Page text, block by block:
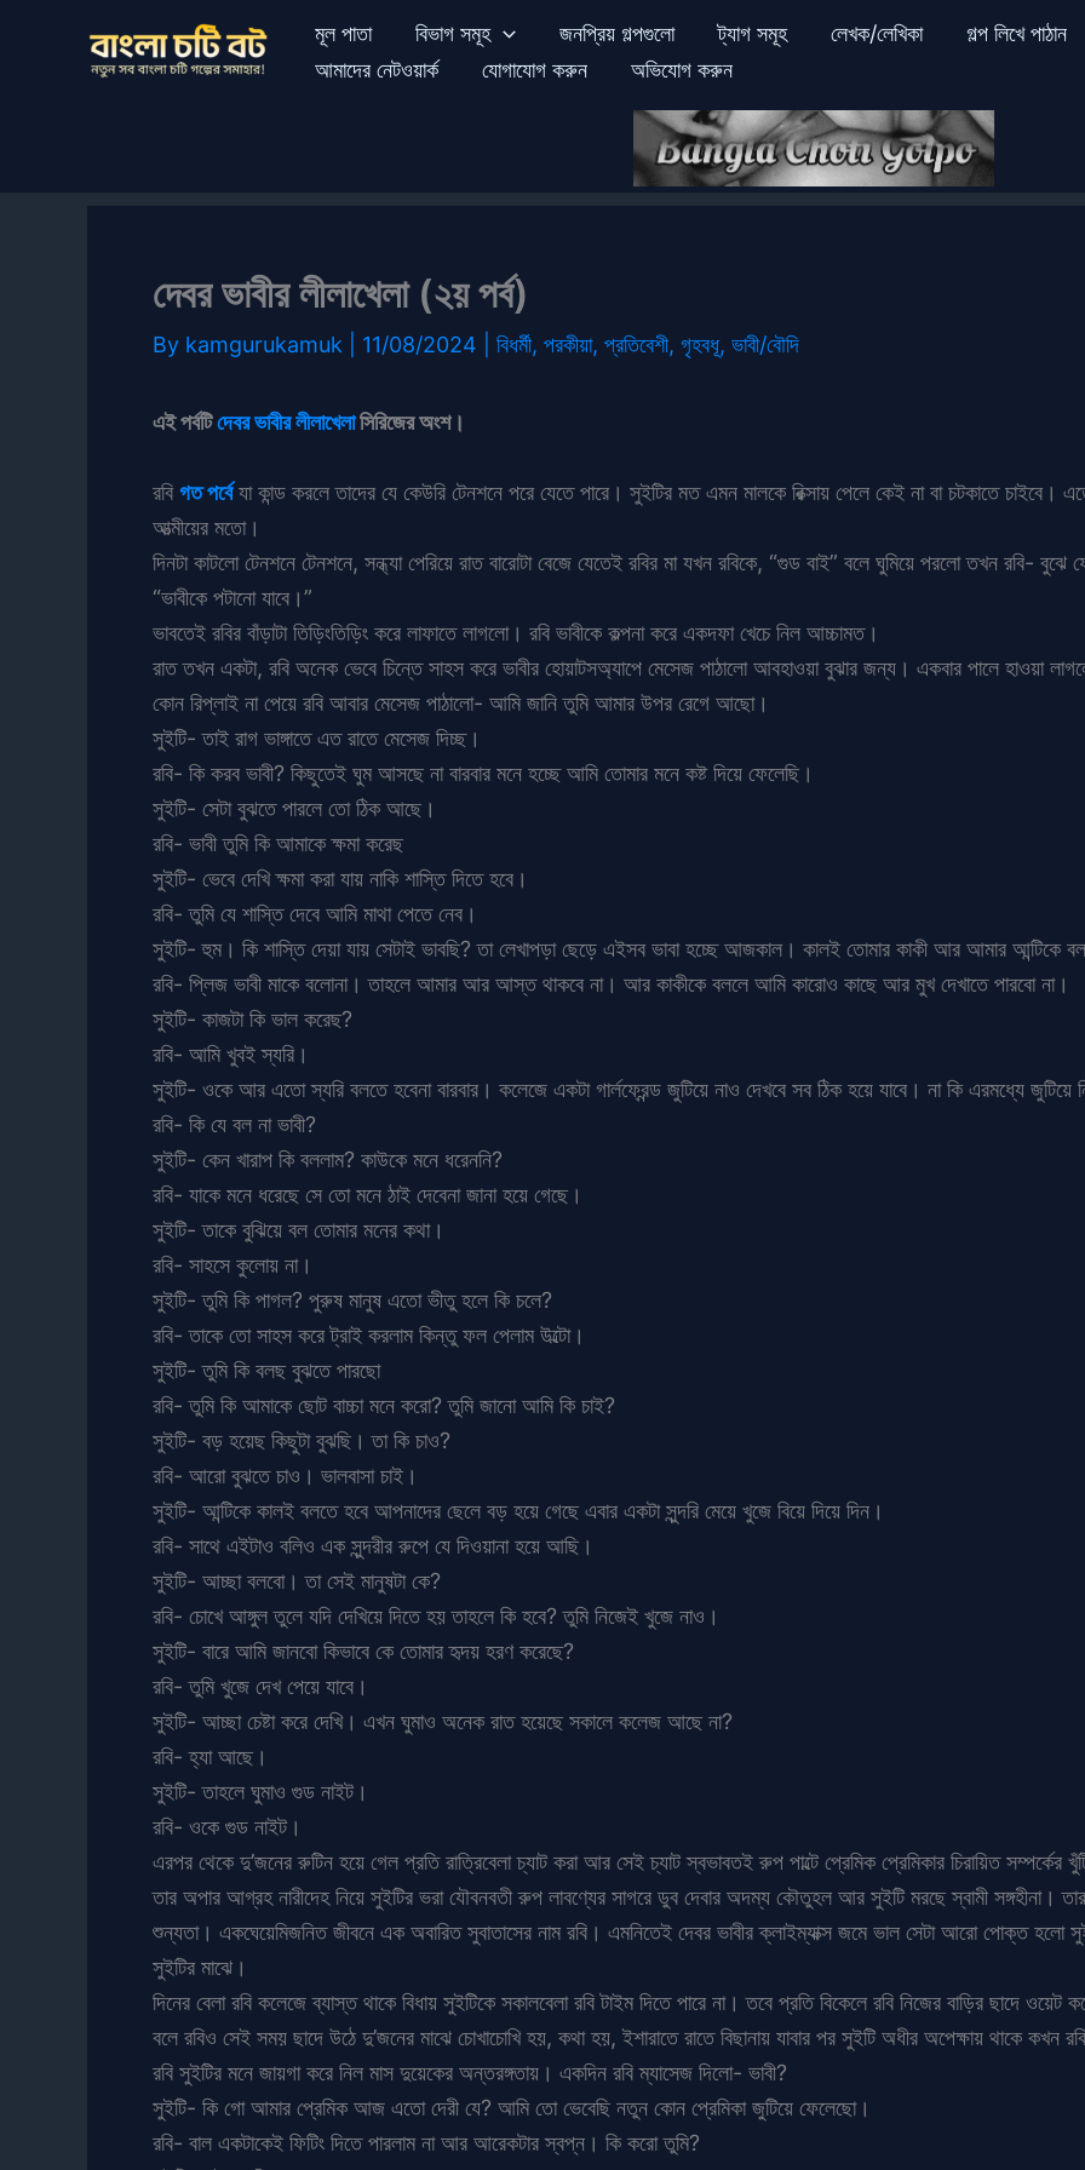
মূল পাতা বিভাগ সমূহ জনপ্রিয় গল্পগুলো ট্যাগ সমূহ লেখক/লেখিকা গল্প লিখে পাঠান
আমাদের নেটওয়ার্ক
যোগাযোগ করুন অভিযোগ করুন
দেবর ভাবীর লীলাখেলা (২য় পর্ব)
By kamgurukamuk 11/08/2024 বিধর্মী, পরকীয়া, প্রতিবেশী, গৃহবধূ, ভাবী/বৌদি
এই পর্বটিদেবর ভাবীর লীলাখেলাসিরিজের অংশ।
রবি গত পর্বেযা কান্ড করলে তাদের যে কেউরি টেনশনে পরে যেতে পারে। সুইটির মত এমন মালকে রিক্সায় পেলে কেই না বা চটকাতে
আত্মীয়ের মতো।
দিনটা কাটলো টেনশনে টেনশনে, সন্ধ্যা পেরিয়ে রাত বারোটা বেজে যেতেই রবির মা যখন রবিকে, “গুড বাই” বলে ঘুমিয়ে পরলো তখন রবি-
“ভাবীকে পটানো যাবে।”
ভাবতেই রবির বাঁড়াটা তিড়িংতিড়িং করে লাফাতে লাগলো। রবি ভাবীকে কল্পনা করে একদফা খেচে নিল আচ্চামত।
রাত তখন একটা, রবি অনেক ভেবে চিন্তে সাহস করে ভাবীর হোয়াটসঅ্যাপে মেসেজ পাঠালো আবহাওয়া বুঝার জন্য। একবার পালে হাওয়া
কোন রিপ্লাই না পেয়ে রবি আবার মেসেজ পাঠালো- আমি জানি তুমি আমার উপর রেগে আছো।
সুইটি- তাই রাগ ভাঙ্গাতে এত রাতে মেসেজ দিচ্ছ।
রবি- কি করব ভাবী? কিছুতেই ঘুম আসছে না বারবার মনে হচ্ছে আমি তোমার মনে কষ্ট দিয়ে ফেলেছি।
সুইটি- সেটা বুঝতে পারলে তো ঠিক আছে।
রবি- ভাবী তুমি কি আমাকে ক্ষমা করেছ
সুইটি- ভেবে দেখি ক্ষমা করা যায় নাকি শাস্তি দিতে হবে।
রবি- তুমি যে শাস্তি দেবে আমি মাথা পেতে নেব।
সুইটি- হুম। কি শাস্তি দেয়া যায় সেটাই ভাবছি? তা লেখাপড়া ছেড়ে এইসব ভাবা হচ্ছে আজকাল। কালই তোমার কাকী আর আমার আন্টিকে
রবি- প্লিজ ভাবী মাকে বলোনা। তাহলে আমার আর আস্ত থাকবে না। আর কাকীকে বললে আমি কারোও কাছে আর মুখ দেখাতে পারবো না।
সুইটি- কাজটা কি ভাল করেছ?
রবি- আমি খুবই স্যরি।
সুইটি- ওকে আর এতো স্যরি বলতে হবেনা বারবার। কলেজে একটা গার্লফ্রেন্ড জুটিয়ে নাও দেখবে সব ঠিক হয়ে যাবে। না কি এরমধ্যে জুটিয়ে
রবি- কি যে বল না ভাবী?
সুইটি- কেন খারাপ কি বললাম? কাউকে মনে ধরেননি?
রবি- যাকে মনে ধরেছে সে তো মনে ঠাই দেবেনা জানা হয়ে গেছে।
সুইটি- তাকে বুঝিয়ে বল তোমার মনের কথা।
রবি- সাহসে কুলোয় না।
সুইটি- তুমি কি পাগল? পুরুষ মানুষ এতো ভীতু হলে কি চলে?
রবি- তাকে তো সাহস করে ট্রাই করলাম কিন্তু ফল পেলাম উল্টো।
সুইটি- তুমি কি বলছ বুঝতে পারছো
রবি- তুমি কি আমাকে ছোট বাচ্চা মনে করো? তুমি জানো আমি কি চাই?
সুইটি- বড় হয়েছ কিছুটা বুঝছি। তা কি চাও?
রবি- আরো বুঝতে চাও। ভালবাসা চাই।
সুইটি- আন্টিকে কালই বলতে হবে আপনাদের ছেলে বড় হয়ে গেছে এবার একটা সুন্দরি মেয়ে খুজে বিয়ে দিয়ে দিন।
রবি- সাথে এইটাও বলিও এক সুন্দরীর রুপে যে দিওয়ানা হয়ে আছি।
সুইটি- আচ্ছা বলবো। তা সেই মানুষটা কে?
রবি- চোখে আঙ্গুল তুলে যদি দেখিয়ে দিতে হয় তাহলে কি হবে? তুমি নিজেই খুজে নাও।
সুইটি- বারে আমি জানবো কিভাবে কে তোমার হৃদয় হরণ করেছে?
রবি- তুমি খুজে দেখ পেয়ে যাবে।
সুইটি- আচ্ছা চেষ্টা করে দেখি। এখন ঘুমাও অনেক রাত হয়েছে সকালে কলেজ আছে না?
রবি- হ্যা আছে।
সুইটি- তাহলে ঘুমাও গুড নাইট।
রবি- ওকে গুড নাইট।
এরপর থেকে দু’জনের রুটিন হয়ে গেল প্রতি রাত্রিবেলা চ্যাট করা আর সেই চ্যাট স্বভাবতই রুপ পাল্টে প্রেমিক প্রেমিকার চিরায়িত
তার অপার আগ্রহ নারীদেহ নিয়ে সুইটির ভরা যৌবনবতী রুপ লাবণ্যের সাগরে ডুব দেবার অদম্য কৌতুহল আর সুইটি মরছে স্বামী সঙ্গহীনা।
শুন্যতা। একঘেয়েমিজনিত জীবনে এক অবারিত সুবাতাসের নাম রবি। এমনিতেই দেবর ভাবীর ক্লাইম্যাক্স জমে ভাল সেটা আরো পোক্ত হলো
সুইটির মাঝে।
দিনের বেলা রবি কলেজে ব্যাস্ত থাকে বিধায় সুইটিকে সকালবেলা রবি টাইম দিতে পারে না। তবে প্রতি বিকেলে রবি নিজের বাড়ির ছাদে ওয়েট
বলে রবিও সেই সময় ছাদে উঠে দু’জনের মাঝে চোখাচোখি হয়, কথা হয়, ইশারাতে রাতে বিছানায় যাবার পর সুইটি অধীর অপেক্ষায় থাকে কখন
রবি সুইটির মনে জায়গা করে নিল মাস দুয়েকের অন্তরঙ্গতায়। একদিন রবি ম্যাসেজ দিলো- ভাবী?
সুইটি- কি গো আমার প্রেমিক আজ এতো দেরী যে? আমি তো ভেবেছি নতুন কোন প্রেমিকা জুটিয়ে ফেলেছো।
রবি- বাল একটাকেই ফিটিং দিতে পারলাম না আর আরেকটার স্বপ্ন। কি করো তুমি?